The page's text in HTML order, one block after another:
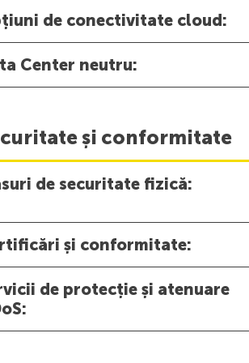
de conectivitate cloud:
Center neutru:
și conformitate
de securitate fizică:
și conformitate:
de protecție și atenuare